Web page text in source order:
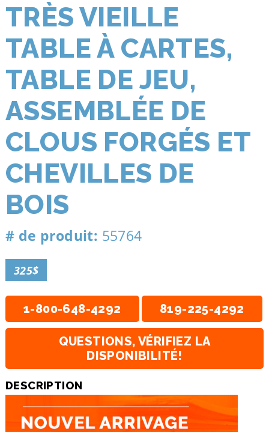
TRÈS VIEILLE
TABLE À CARTES,
TABLE DE JEU,
ASSEMBLÉE DE
CLOUS FORGÉS ET
CHEVILLES DE
BOIS
# de produit: 55764
325$
1-800-648-4292 819-225-4292
QUESTIONS, VÉRIFIEZ LA
DISPONIBILITÉ!
DESCRIPTION